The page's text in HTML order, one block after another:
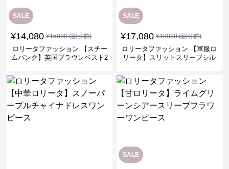
SALE
¥14,080 ¥15080(割引前)
ロリータファッション 【スチー
ムパンク】英国ブラウンベスト2
SALE
¥17,080 ¥18080(割引前)
ロリータファッション 【軍服ロ
リータ】スリットスリーブシル
SALE